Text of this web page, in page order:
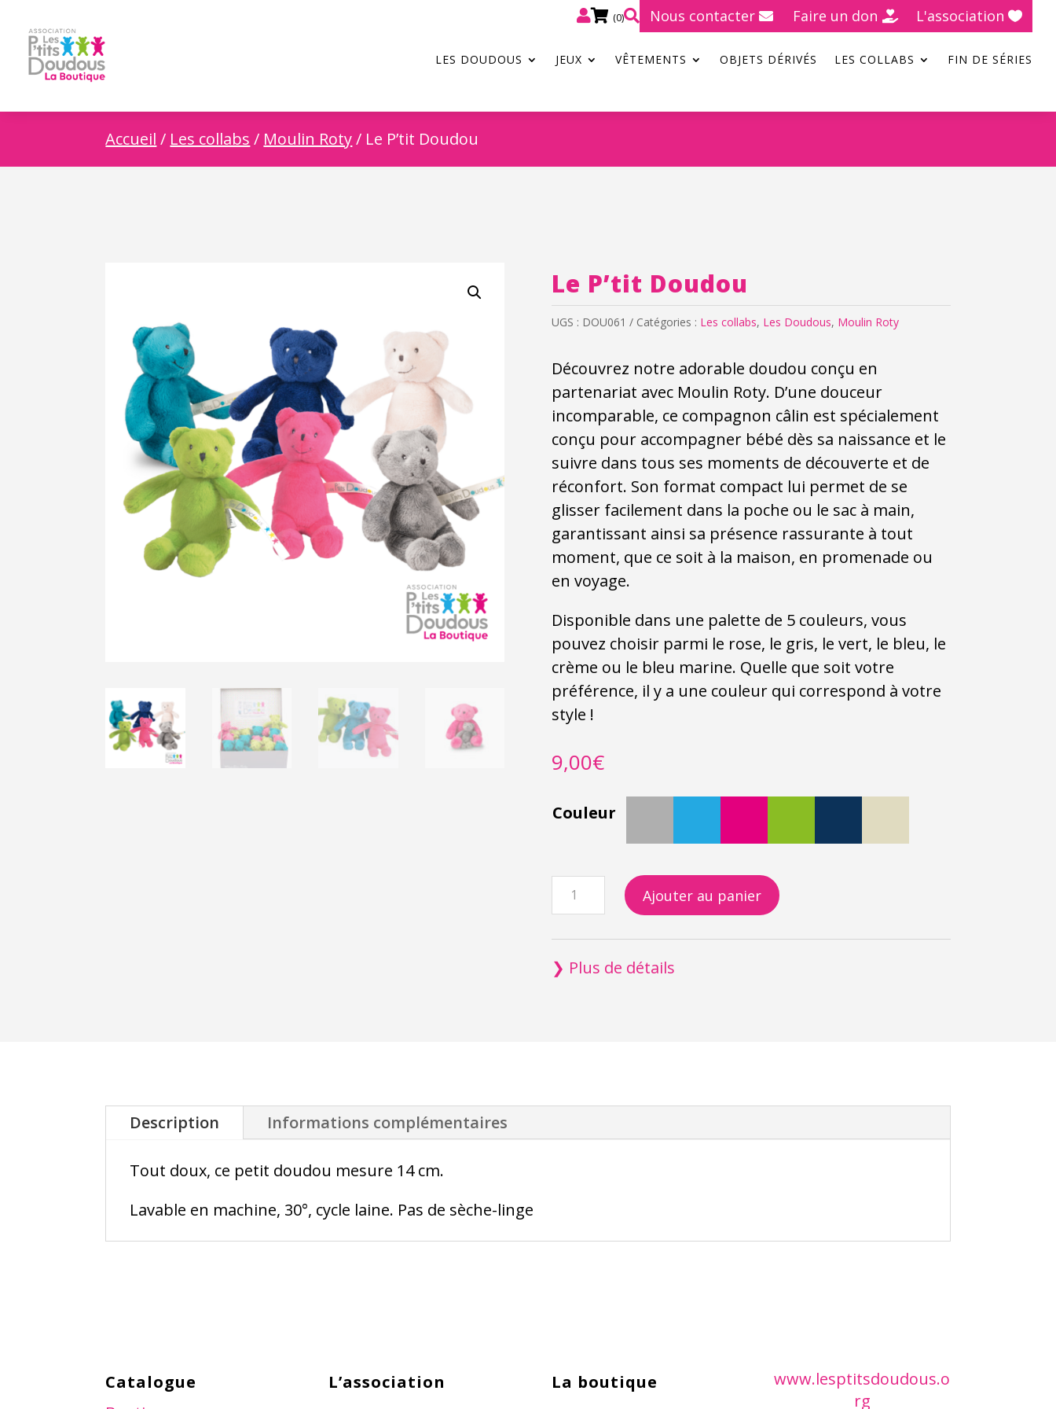
 (0) Nous contacter Faire un don L'association
LES DOUDOUS JEUX VÊTEMENTS OBJETS DÉRIVÉS LES COLLABS FIN DE SÉRIES
Accueil / Les collabs / Moulin Roty/ Le P’tit Doudou
Le P’tit Doudou
UGS : DOU061 Catégories : Les collabs, Les Doudous, Moulin Roty
Découvrez notre adorable doudou conçu en
partenariat avec Moulin Roty. D’une douceur
incomparable, ce compagnon câlin est spécialement
conçu pour accompagner bébé dès sa naissance et le
suivre dans tous ses moments de découverte et de
réconfort. Son format compact lui permet de se
glisser facilement dans la poche ou le sac à main,
garantissant ainsi sa présence rassurante à tout
moment, que ce soit à la maison, en promenade ou
en voyage.
Disponible dans une palette de 5 couleurs, vous
pouvez choisir parmi le rose, le gris, le vert, le bleu, le
crème ou le bleu marine. Quelle que soit votre
préférence, il y a une couleur qui correspond à votre
style !
9,00€
Couleur
quantité
de
Le
P'tit
Doudou
Ajouter au panier
❯ Plus de détails
Description Informations complémentaires
Tout doux, ce petit doudou mesure 14 cm.
Lavable en machine, 30°, cycle laine. Pas de sèche-linge
Catalogue
L’association
La boutique
www.lesptitsdoudous.o
rg